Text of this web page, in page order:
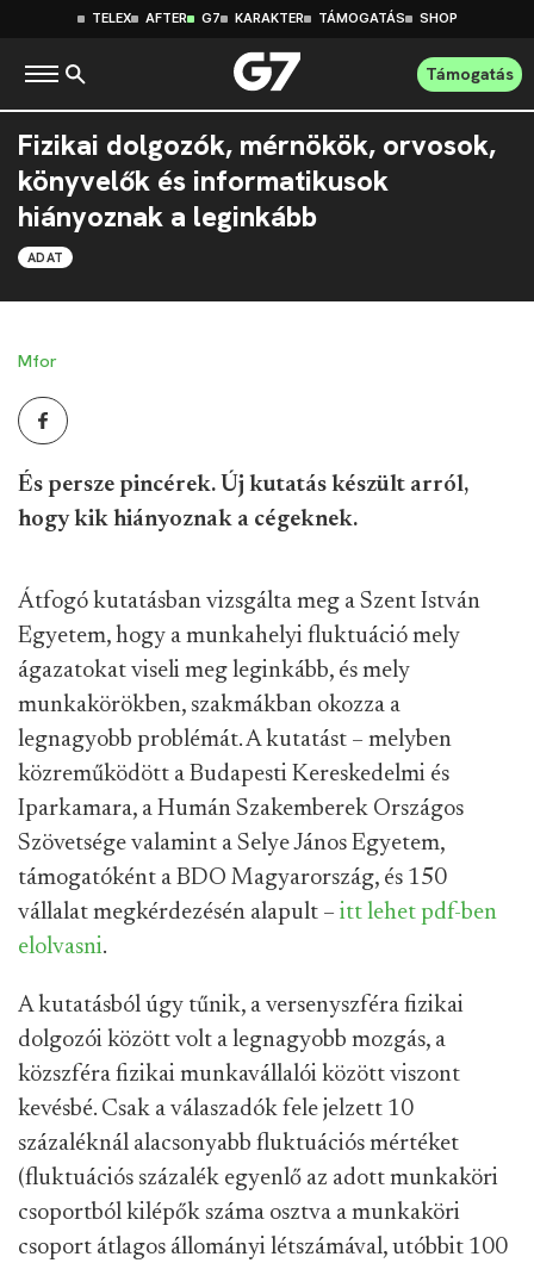
TELEX AFTER G7 KARAKTER TÁMOGATÁS SHOP
Támogatás
Fizikai dolgozók, mérnökök, orvosok,
könyvelők és informatikusok
hiányoznak a leginkább
ADAT
Mfor
És persze pincérek. Új kutatás készült arról,
hogy kik hiányoznak a cégeknek.
Átfogó kutatásban vizsgálta meg a Szent István
Egyetem, hogy a munkahelyi fluktuáció mely
ágazatokat viseli meg leginkább, és mely
munkakörökben, szakmákban okozza a
legnagyobb problémát. A kutatást – melyben
közreműködött a Budapesti Kereskedelmi és
Iparkamara, a Humán Szakemberek Országos
Szövetsége valamint a Selye János Egyetem,
támogatóként a BDO Magyarország, és 150
vállalat megkérdezésén alapult – itt lehet pdf-ben
elolvasni.
A kutatásból úgy tűnik, a versenyszféra fizikai
dolgozói között volt a legnagyobb mozgás, a
közszféra fizikai munkavállalói között viszont
kevésbé. Csak a válaszadók fele jelzett 10
százaléknál alacsonyabb fluktuációs mértéket
(fluktuációs százalék egyenlő az adott munkaköri
csoportból kilépők száma osztva a munkaköri
csoport átlagos állományi létszámával, utóbbit 100